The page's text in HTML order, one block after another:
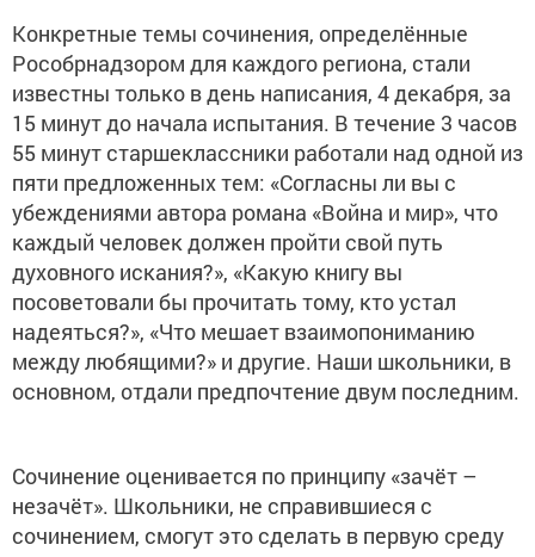
Конкретные темы сочинения, определённые
Рособрнадзором для каждого региона, стали
известны только в день написания, 4 декабря, за
15 минут до начала испытания. В течение 3 часов
55 минут старшеклассники работали над одной из
пяти предложенных тем: «Согласны ли вы с
убеждениями автора романа «Война и мир», что
каждый человек должен пройти свой путь
духовного искания?», «Какую книгу вы
посоветовали бы прочитать тому, кто устал
надеяться?», «Что мешает взаимопониманию
между любящими?» и другие. Наши школьники, в
основном, отдали предпочтение двум последним.
Сочинение оценивается по принципу «зачёт –
незачёт». Школьники, не справившиеся с
сочинением, смогут это сделать в первую среду